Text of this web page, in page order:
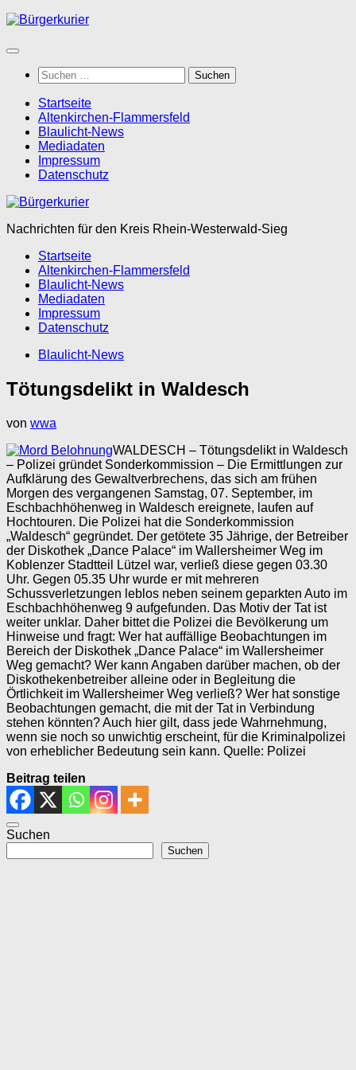
Zum
springen
Suchen
nach:
Startseite
Altenkirchen-Flammersfeld
Blaulicht-News
Mediadaten
Impressum
Datenschutz
Nachrichten für den Kreis Rhein-Westerwald-Sieg
Startseite
Altenkirchen-Flammersfeld
Blaulicht-News
Mediadaten
Impressum
Datenschutz
Blaulicht-News
Tötungsdelikt in Waldesch
von wwa
WALDESCH – Tötungsdelikt in Waldesch
– Polizei gründet Sonderkommission – Die Ermittlungen zur
Aufklärung des Gewaltverbrechens, das sich am frühen
Morgen des vergangenen Samstag, 07. September, im
Eschbachhöhenweg in Waldesch ereignete, laufen auf
Hochtouren. Die Polizei hat die Sonderkommission
„Waldesch“ gegründet. Der getötete 35 Jährige, der Betreiber
der Diskothek „Dance Palace“ im Wallersheimer Weg im
Koblenzer Stadtteil Lützel war, verließ diese gegen 03.30
Uhr. Gegen 05.35 Uhr wurde er mit mehreren
Schussverletzungen leblos neben seinem geparkten Auto im
Eschbachhöhenweg 9 aufgefunden. Das Motiv der Tat ist
weiter unklar. Daher bittet die Polizei die Bevölkerung um
Hinweise und fragt: Wer hat auffällige Beobachtungen im
Bereich der Diskothek „Dance Palace“ im Wallersheimer
Weg gemacht? Wer kann Angaben darüber machen, ob der
Diskothekenbetreiber alleine oder in Begleitung die
Örtlichkeit im Wallersheimer Weg verließ? Wer hat sonstige
Beobachtungen gemacht, die mit der Tat in Verbindung
stehen könnten? Auch hier gilt, dass jede Wahrnehmung,
wenn sie noch so unwichtig erscheint, für die Kriminalpolizei
von erheblicher Bedeutung sein kann. Quelle: Polizei
Beitrag teilen
Suchen
Suchen